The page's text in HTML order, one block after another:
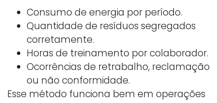
Consumo de energia por período.
Quantidade de resíduos segregados
corretamente.
Horas de treinamento por colaborador.
Ocorrências de retrabalho, reclamação
ou não conformidade.
Esse método funciona bem em operações